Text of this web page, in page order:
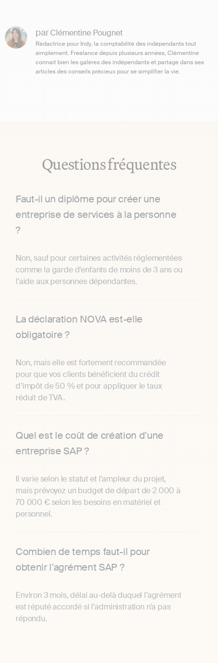
parClémentine Pougnet
Rédactrice pour Indy, la comptabilité des indépendants tout
simplement. Freelance depuis plusieurs années, Clémentine
connait bien les galères des indépendants et partage dans ses
articles des conseils précieux pour se simplifier la vie.
Questions fréquentes
Faut-il un diplôme pour créer une
entreprise de services à la personne
?
Non, sauf pour certaines activités réglementées
comme la garde d’enfants de moins de 3 ans ou
l’aide aux personnes dépendantes.
La déclaration NOVA est-elle
obligatoire ?
Non, mais elle est fortement recommandée
pour que vos clients bénéficient du crédit
d’impôt de 50 % et pour appliquer le taux
réduit de TVA.
Quel est le coût de création d’une
entreprise SAP ?
Il varie selon le statut et l’ampleur du projet,
mais prévoyez un budget de départ de 2 000 à
70 000 € selon les besoins en matériel et
personnel.
Combien de temps faut-il pour
obtenir l’agrément SAP ?
Environ 3 mois, délai au-delà duquel l’agrément
est réputé accordé si l’administration n’a pas
répondu.